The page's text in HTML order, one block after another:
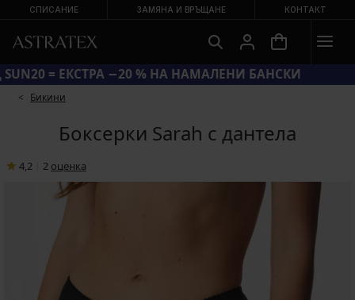
СПИСАНИЕ ЗАМЯНА И ВРЪЩАНЕ КОНТАКТ
КОД SUN20 = ЕКСТРА −20 % НА НАМАЛЕНИ БАНСКИ
Бикини
Боксерки Sarah с дантела
4,2 2 oценка